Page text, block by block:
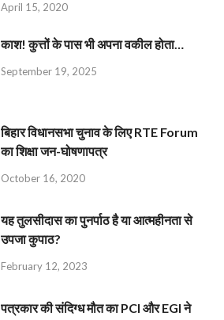
April 15, 2020
काश! कुत्तों के पास भी अपना वकील होता…
September 19, 2025
बिहार विधानसभा चुनाव के लिए RTE Forum
का शिक्षा जन-घोषणापत्र
October 16, 2020
यह तुलसीदास का पुनर्पाठ है या आत्महीनता से
उपजा कुपाठ?
February 12, 2023
पत्रकार की संदिग्ध मौत का PCI और EGI ने